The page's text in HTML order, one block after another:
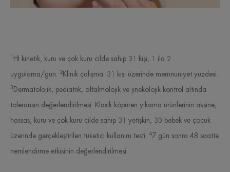
HI kinetik, kuru ve çok kuru cilde sahip 31 kişi, 1 ila 2
uygulama/gün. 2 Klinik çalışma. 31 kişi üzerinde memnuniyet yüzdesi.
3 Dermatolojik, pediatrik, oftalmolojik ve jinekolojik kontrol altında
toleransın değerlendirilmesi. Klasik köpüren yıkama ürünlerinin aksine,
hassas, kuru ve çok kuru cilde sahip 31 yetişkin, 33 bebek ve çocuk
üzerinde gerçekleştirilen tüketici kullanım testi. 47 gün sonra 48 saatte
nemlendirme etkisinin değerlendirilmesi.